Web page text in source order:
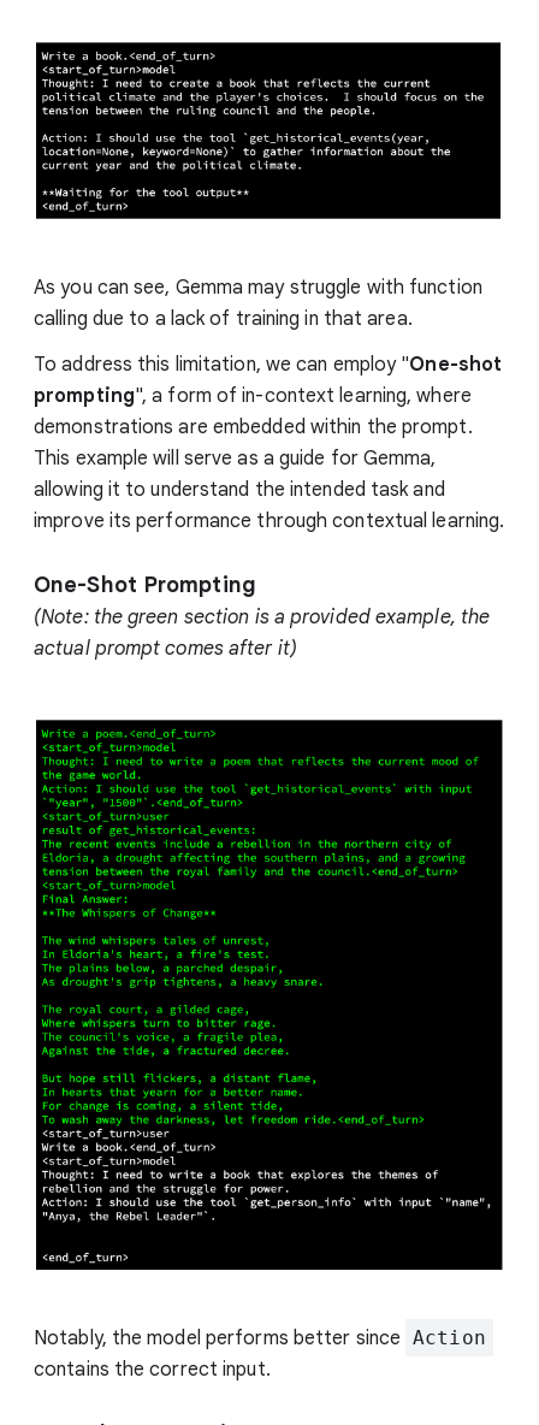
As you can see, Gemma may struggle with function
calling due to a lack of training in that area.
To address this limitation, we can employ "One-shot
prompting", a form of in-context learning, where
demonstrations are embedded within the prompt.
This example will serve as a guide for Gemma,
allowing it to understand the intended task and
improve its performance through contextual learning.
One-Shot Prompting
(Note: the green section is a provided example, the
actual prompt comes after it)
Notably, the model performs better since Action
contains the correct input.